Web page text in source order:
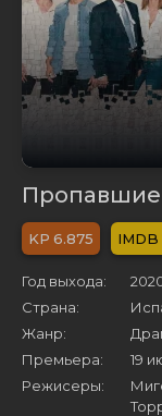
Пропавшие
6.875
Год выхода:
Страна:
Жанр:
Премьера:
19
Режисеры: